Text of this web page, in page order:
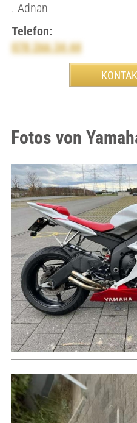
. Adnan
Telefon:
078 266 34 44
Fotos von